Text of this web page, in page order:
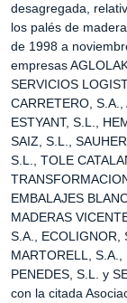
desagregada,
los palés de
de 1998 a
empresas
SERVICIOS
CARRETERO, S.A.,
ESTYANT, S.L.,
SAIZ, S.L.,
S.L., TOLE
EMBALAJES
MADERAS
S.A., ECOLIGNOR,
MARTORELL, S.A.,
PENEDES, S.L. y
con la citada